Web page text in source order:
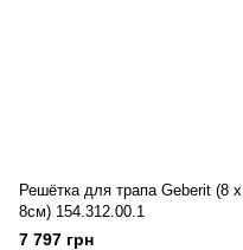
Решётка для трапа Geberit (8 x
8см) 154.312.00.1
7 797 грн